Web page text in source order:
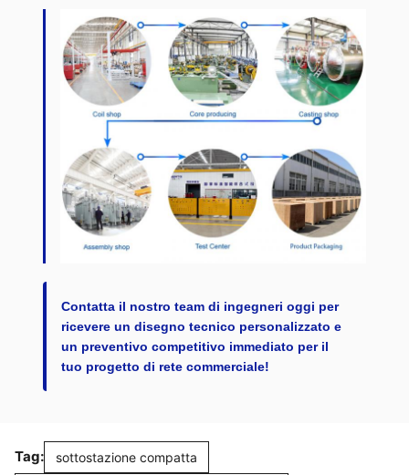
Contatta il nostro team di ingegneri oggi per
ricevere un disegno tecnico personalizzato e
un preventivo competitivo immediato per il
tuo progetto di rete commerciale!
Tag: sottostazione compatta